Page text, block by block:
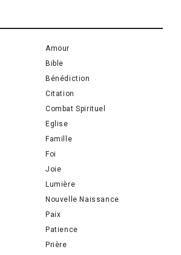
Amour
Bible
Bénédiction
Citation
Combat Spirituel
Eglise
Famille
Foi
Joie
Lumière
Nouvelle Naissance
Paix
Patience
Prière